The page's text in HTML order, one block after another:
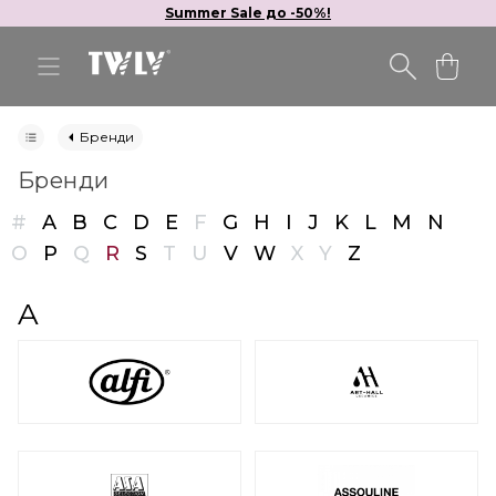
Summer Sale до -50%!
Бренди
Бренди
# A B C D E F G H I J K L M
N
O
P Q R S T U V W X Y Z
A